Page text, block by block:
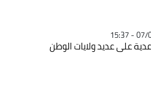
على عديد ولايات الوطن